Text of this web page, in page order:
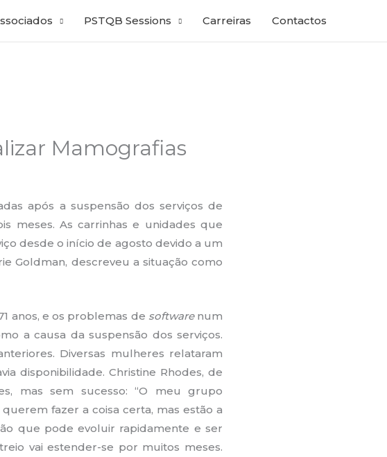
PSTQB Sessions Carreiras Contactos
Mamografias
após a suspensão dos serviços de
meses. As carrinhas e unidades que
desde o início de agosto devido a um
Goldman, descreveu a situação como
anos, e os problemas de softwarenum
a causa da suspensão dos serviços.
Diversas mulheres relataram
disponibilidade. Christine Rhodes, de
mas sem sucesso: “O meu grupo
fazer a coisa certa, mas estão a
que pode evoluir rapidamente e ser
vai estender-se por muitos meses.